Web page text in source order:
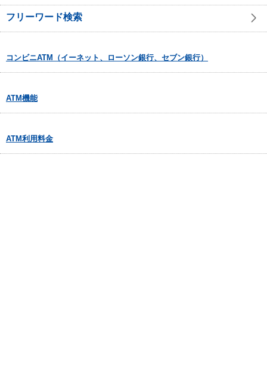
フリーワード検索
コンビニATM（イーネット、ローソン銀行、セブン銀行）
ATM機能
ATM利用料金